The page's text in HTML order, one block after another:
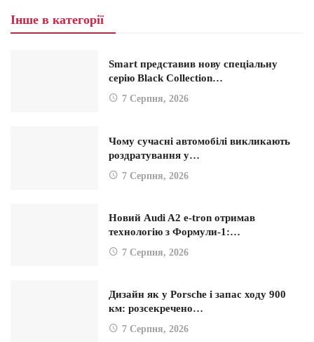
Інше в категорії
Smart представив нову спеціальну
серію Black Collection…
7 Серпня, 2026
Чому сучасні автомобілі викликають
роздратування у…
7 Серпня, 2026
Новий Audi A2 e-tron отримав
технологію з Формули-1:…
7 Серпня, 2026
Дизайн як у Porsche і запас ходу 900
км: розсекречено…
7 Серпня, 2026